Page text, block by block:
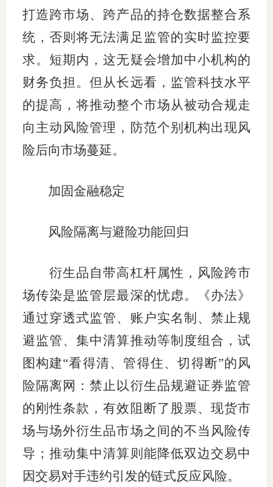
打造跨市场、跨产品的持仓数据整合系
统，否则将无法满足监管的实时监控要
求。短期内，这无疑会增加中小机构的
财务负担。但从长远看，监管科技水平
的提高，将推动整个市场从被动合规走
向主动风险管理，防范个别机构出现风
险后向市场蔓延。
加固金融稳定
风险隔离与避险功能回归
衍生品自带高杠杆属性，风险跨市
场传染是监管层最深的忧虑。《办法》
通过穿透式监管、账户实名制、禁止规
避监管、集中清算推动等制度组合，试
图构建“看得清、管得住、切得断”的风
险隔离网：禁止以衍生品规避证券监管
的刚性条款，有效阻断了股票、现货市
场与场外衍生品市场之间的不当风险传
导；推动集中清算则能降低双边交易中
因交易对手违约引发的链式反应风险。